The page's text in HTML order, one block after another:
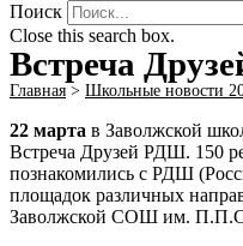
Поиск
Close this search box.
Встреча
Главная > Школьные новости
22 марта в Заволжской
Встреча Друзей РДШ. 150
познакомились с РДШ
площадок различных
Заволжской СОШ им.